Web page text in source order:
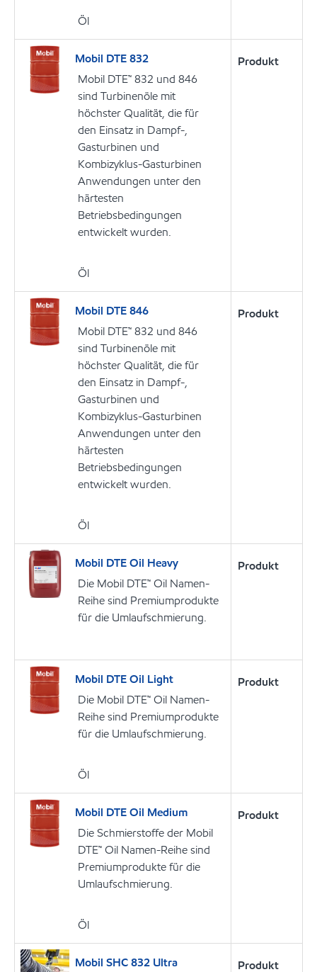
Öl
Mobil DTE 832
Mobil DTE™ 832 und 846
sind Turbinenöle mit
höchster Qualität, die für
den Einsatz in Dampf-,
Gasturbinen und
Kombizyklus-Gasturbinen
Anwendungen unter den
härtesten
Betriebsbedingungen
entwickelt wurden.
Öl
Produkt
Mobil DTE 846
Mobil DTE™ 832 und 846
sind Turbinenöle mit
höchster Qualität, die für
den Einsatz in Dampf-,
Gasturbinen und
Kombizyklus-Gasturbinen
Anwendungen unter den
härtesten
Betriebsbedingungen
entwickelt wurden.
Öl
Produkt
Mobil DTE Oil Heavy
Die Mobil DTE™ Oil Namen-
Reihe sind Premiumprodukte
für die Umlaufschmierung.
Produkt
Mobil DTE Oil Light
Die Mobil DTE™ Oil Namen-
Reihe sind Premiumprodukte
für die Umlaufschmierung.
Öl
Produkt
Mobil DTE Oil Medium
Die Schmierstoffe der Mobil
DTE™ Oil Namen-Reihe sind
Premiumprodukte für die
Umlaufschmierung.
Öl
Produkt
Mobil SHC 832 Ultra Produkt